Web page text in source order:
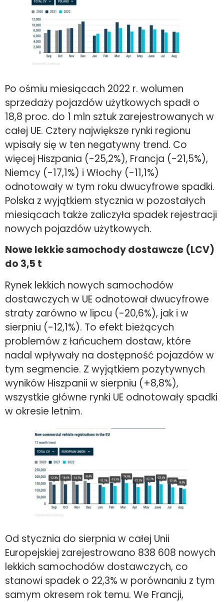
Po ośmiu miesiącach 2022 r. wolumen
sprzedaży pojazdów użytkowych spadł o
18,8 proc. do 1 mln sztuk zarejestrowanych w
całej UE. Cztery największe rynki regionu
wpisały się w ten negatywny trend. Co
więcej Hiszpania (-25,2%), Francja (-21,5%),
Niemcy (-17,1%) i Włochy (-11,1%)
odnotowały w tym roku dwucyfrowe spadki.
Polska z wyjątkiem stycznia w pozostałych
miesiącach także zaliczyła spadek rejestracji
nowych pojazdów użytkowych.
Nowe lekkie samochody dostawcze (LCV)
do 3,5 t
Rynek lekkich nowych samochodów
dostawczych w UE odnotował dwucyfrowe
straty zarówno w lipcu (-20,6%), jak i w
sierpniu (-12,1%). To efekt bieżących
problemów z łańcuchem dostaw, które
nadal wpływały na dostępność pojazdów w
tym segmencie. Z wyjątkiem pozytywnych
wyników Hiszpanii w sierpniu (+8,8%),
wszystkie główne rynki UE odnotowały spadki
w okresie letnim.
Od stycznia do sierpnia w całej Unii
Europejskiej zarejestrowano 838 608 nowych
lekkich samochodów dostawczych, co
stanowi spadek o 22,3% w porównaniu z tym
samym okresem rok temu. We Francji,